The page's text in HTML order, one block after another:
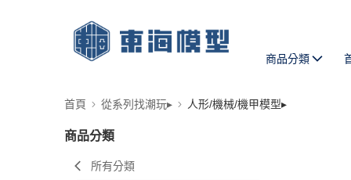
商品分類
首頁 從系列找潮玩▸ 人形/機械/機甲模型▸
商品分類
所有分類